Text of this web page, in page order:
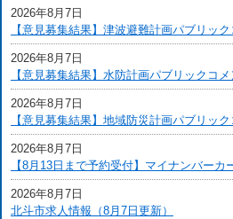
2026年8月7日
【意見募集結果】津波避難計画パブリック
2026年8月7日
【意見募集結果】水防計画パブリックコメ
2026年8月7日
【意見募集結果】地域防災計画パブリック
2026年8月7日
【8月13日まで予約受付】マイナンバーカ
2026年8月7日
北斗市求人情報（8月7日更新）